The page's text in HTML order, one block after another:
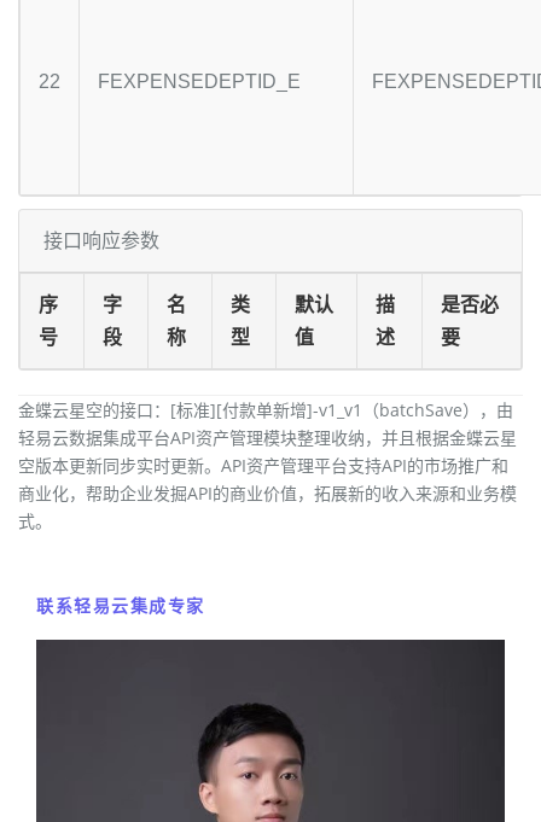
22 FEXPENSEDEPTID_E
接口响应参数
序
号
字
段
名
称
类
型
默认
值
描
述
是否必
要
金蝶云星空的接口：[标准][付款单新增]-v1_v1（batchSave），由
轻易云数据集成平台API资产管理模块整理收纳，并且根据金蝶云星
空版本更新同步实时更新。API资产管理平台支持API的市场推广和
商业化，帮助企业发掘API的商业价值，拓展新的收入来源和业务模
式。
联系轻易云集成专家